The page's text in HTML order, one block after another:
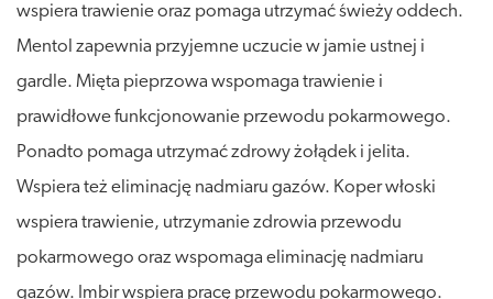
wspiera trawienie oraz pomaga utrzymać świeży oddech.
Mentol zapewnia przyjemne uczucie w jamie ustnej i
gardle. Mięta pieprzowa wspomaga trawienie i
prawidłowe funkcjonowanie przewodu pokarmowego.
Ponadto pomaga utrzymać zdrowy żołądek i jelita.
Wspiera też eliminację nadmiaru gazów. Koper włoski
wspiera trawienie, utrzymanie zdrowia przewodu
pokarmowego oraz wspomaga eliminację nadmiaru
gazów. Imbir wspiera pracę przewodu pokarmowego.